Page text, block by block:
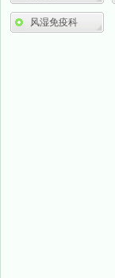
风湿免疫科